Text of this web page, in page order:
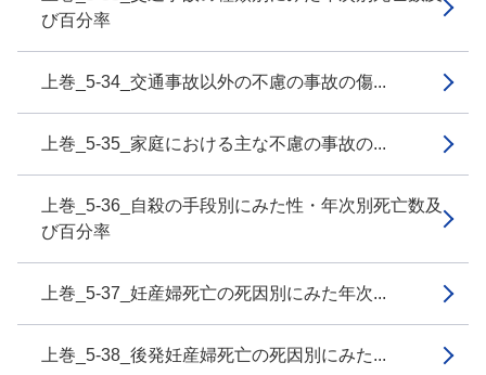
び百分率
上巻_5-34_交通事故以外の不慮の事故の傷...
上巻_5-35_家庭における主な不慮の事故の...
上巻_5-36_自殺の手段別にみた性・年次別死亡数及
び百分率
上巻_5-37_妊産婦死亡の死因別にみた年次...
上巻_5-38_後発妊産婦死亡の死因別にみた...